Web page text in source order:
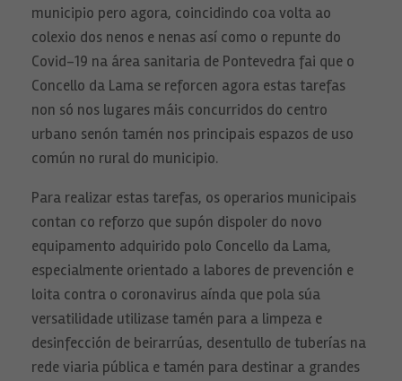
municipio pero agora, coincidindo coa volta ao
colexio dos nenos e nenas así como o repunte do
Covid-19 na área sanitaria de Pontevedra fai que o
Concello da Lama se reforcen agora estas tarefas
non só nos lugares máis concurridos do centro
urbano senón tamén nos principais espazos de uso
común no rural do municipio.
Para realizar estas tarefas, os operarios municipais
contan co reforzo que supón dispoler do novo
equipamento adquirido polo Concello da Lama,
especialmente orientado a labores de prevención e
loita contra o coronavirus aínda que pola súa
versatilidade utilizase tamén para a limpeza e
desinfección de beirarrúas, desentullo de tuberías na
rede viaria pública e tamén para destinar a grandes